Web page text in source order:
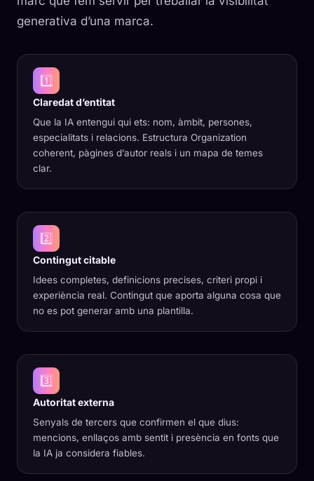
generativa d’una marca.
1️⃣
Claredat d’entitat
Que la IA entengui qui ets: nom, àmbit, persones,
especialitats i relacions. Estructura Organization
coherent, pàgines d’autor reals i un mapa de temes
clar.
2️⃣
Contingut citable
Idees completes, definicions precises, criteri propi i
experiència real. Contingut que aporta alguna cosa que
no es pot generar amb una plantilla.
3️⃣
Autoritat externa
Senyals de tercers que confirmen el que dius:
mencions, enllaços amb sentit i presència en fonts que
la IA ja considera fiables.